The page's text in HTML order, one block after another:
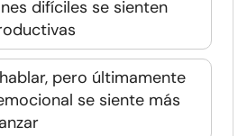
difíciles se sienten
pero últimamente
se siente más